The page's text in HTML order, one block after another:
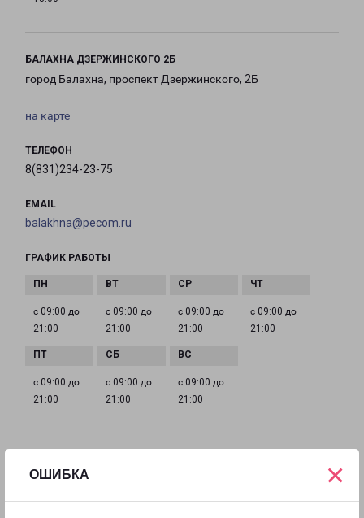
ОШИБКА ×
БАЛАХНА ДЗЕРЖИНСКОГО 2Б
город Балахна, проспект Дзержинского, 2Б
на карте
ТЕЛЕФОН
8(831)234-23-75
EMAIL
balakhna@pecom.ru
ГРАФИК РАБОТЫ
с 09:00 до
21:00
с 09:00 до
21:00
с 09:00 до
21:00
с 09:00 до
21:00
с 09:00 до
21:00
с 09:00 до
21:00
с 09:00 до
21:00
Городец, улица Озерная, 11